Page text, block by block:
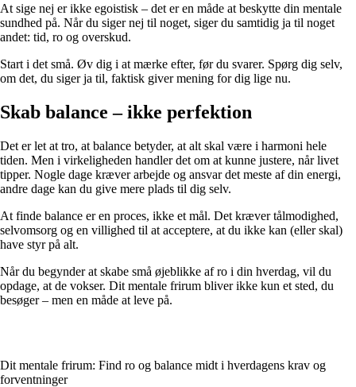
At sige nej er ikke egoistisk – det er en måde at beskytte din mentale
sundhed på. Når du siger nej til noget, siger du samtidig ja til noget
andet: tid, ro og overskud.
Start i det små. Øv dig i at mærke efter, før du svarer. Spørg dig selv,
om det, du siger ja til, faktisk giver mening for dig lige nu.
Skab balance – ikke perfektion
Det er let at tro, at balance betyder, at alt skal være i harmoni hele
tiden. Men i virkeligheden handler det om at kunne justere, når livet
tipper. Nogle dage kræver arbejde og ansvar det meste af din energi,
andre dage kan du give mere plads til dig selv.
At finde balance er en proces, ikke et mål. Det kræver tålmodighed,
selvomsorg og en villighed til at acceptere, at du ikke kan (eller skal)
have styr på alt.
Når du begynder at skabe små øjeblikke af ro i din hverdag, vil du
opdage, at de vokser. Dit mentale frirum bliver ikke kun et sted, du
besøger – men en måde at leve på.
Dit mentale frirum: Find ro og balance midt i hverdagens krav og
forventninger